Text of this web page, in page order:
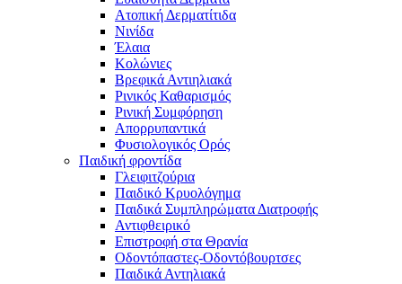
Ατοπική Δερματίτιδα
Νινίδα
Έλαια
Κολώνιες
Βρεφικά Αντιηλιακά
Ρινικός Καθαρισμός
Ρινική Συμφόρηση
Απορρυπαντικά
Φυσιολογικός Ορός
Παιδική φροντίδα
Γλειφιτζούρια
Παιδικό Κρυολόγημα
Παιδικά Συμπληρώματα Διατροφής
Αντιφθειρικό
Επιστροφή στα Θρανία
Οδοντόπαστες-Οδοντόβουρτσες
Παιδικά Αντηλιακά